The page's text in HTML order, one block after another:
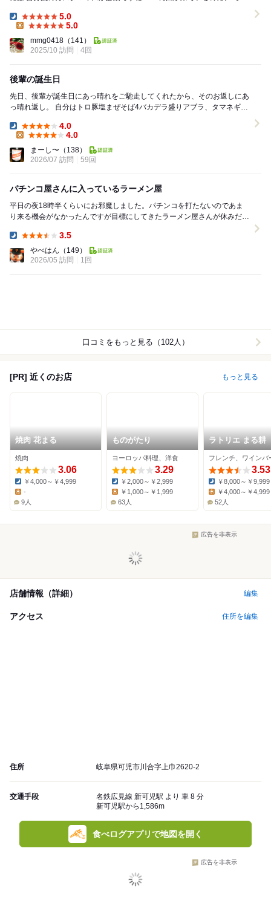
Dinner:
5.0
5.0
mmg0418 （141）
2025/10 訪問
4回
後輩の誕生日
先日、後輩が誕生日にあっ晴れをご馳走してくれたから、そのお返しにあ
っ晴れ返し。 自分はトロ豚塩まぜそば4バカデラ盛りアブラ、タマネギマ
Dinner:
4.0
4.0
まーし〜 （138）
2026/07 訪問
59回
パチンコ屋さんに入っているラーメン屋
平日の夜18時半くらいにお邪魔しました。パチンコを打たないのであま
り来る機会がなかったんですが目標にしてきたラーメン屋さんが休みだっ
3.5
やべはん （149）
2026/05 訪問
1回
口コミをもっと見る（102人）
[PR] 近くのお店 もっと見る
焼肉 花まる
焼肉
3.06
Dinner:
￥4,000～￥4,999
Lunch:
-
9人
ものがたり
ヨーロッパ料理、洋食
3.29
Dinner:
￥2,000～￥2,999
Lunch:
￥1,000～￥1,999
63人
ラトリエ まる耕
3.53
Dinner:
￥8,000～￥9,999
Lunch:
￥4,000～￥4,999
52人
広告を非表示
店舗情報（詳細） 編集
アクセス 住所を編集
住所 岐阜県可児市川合字上巾2620-2
交通手段
名鉄広見線 新可児駅 より 車 8 分
新可児駅から1,586m
食べログアプリで地図を開く
広告を非表示